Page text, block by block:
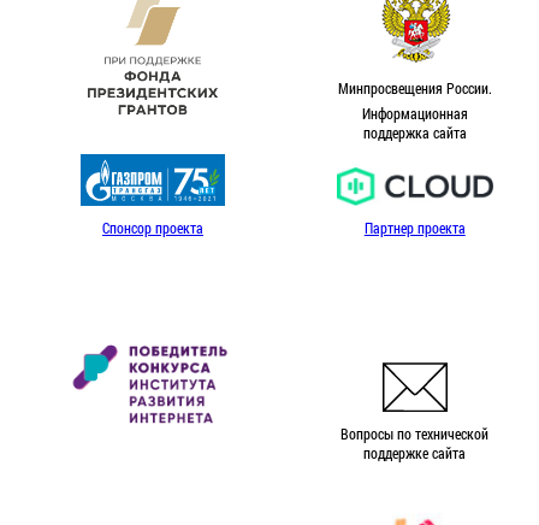
Минпросвещения России.
Информационная
поддержка сайта
Спонсор проекта Партнер проекта
Вопросы по технической
поддержке сайта